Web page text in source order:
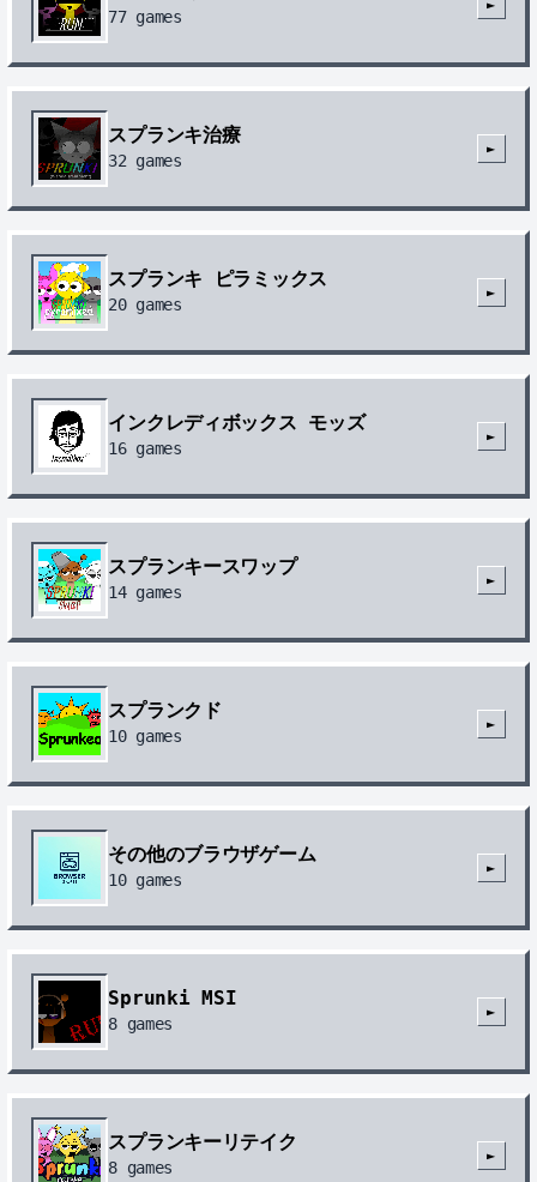
77games
►
スプランキ治療
32 games
►
スプランキ ピラミックス
20games
►
インクレディボックス モッズ
16games
►
スプランキースワップ
14games
►
スプランクド
10games
►
その他のブラウザゲーム
10games
►
Sprunki MSI
8 games
►
スプランキーリテイク
8 games
►